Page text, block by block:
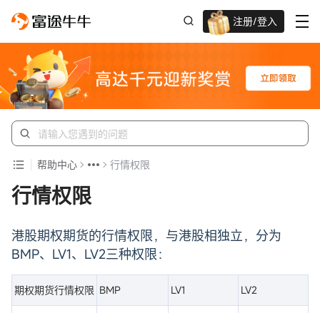
注册/登入
迎新重磅礼 股票/BTC等任你选!
帮助中心 行情权限
行情权限
港股期权期货的行情权限，与港股相独立，分为
BMP、LV1、LV2三种权限：
期权期货行情权限 BMP LV1 LV2